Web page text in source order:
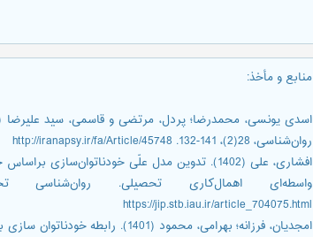
منابع و مأخذ:
روان‌شناسی، 28(2)، 141-132. http://iranapsy.ir/fa/Article/45748
افشاری، علی (1402). تدوین مدل علّی
https://jip.stb.iau.ir/article_704075.html
امجدیان، فرزانه؛ بهرامی، محمود